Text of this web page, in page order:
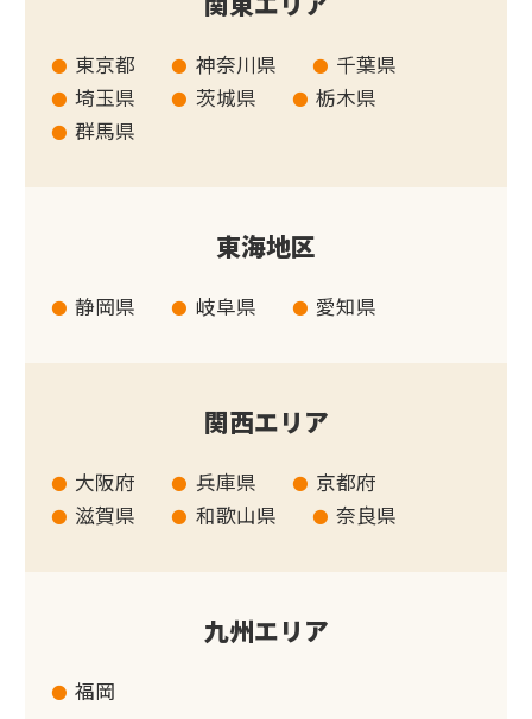
東京都 神奈川県
千葉県
埼玉県
茨城県
栃木県
群馬県
東海地区
静岡県 岐阜県 愛知県
関西エリア
大阪府 兵庫県
京都府
滋賀県
和歌山県 奈良県
九州エリア
福岡